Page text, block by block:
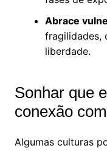
Abrace
fragilidades,
liberdade.
Sonhar que
conexão
Algumas culturas